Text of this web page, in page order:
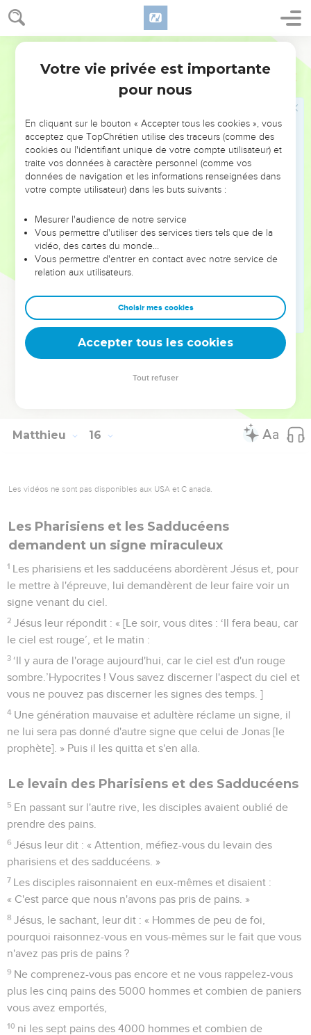
Matthieu 15
Jésus nourrit quatre mille hommes
compassion pour cette foule, car voilà trois jours qu'ils sont
près de moi et ils n'ont rien à manger. Je ne veux pas les
renvoyer à jeun, de peur que les forces ne leur manquent en
chemin. »
Les disciples lui dirent : « Comment nous procurer dans
cet endroit désert assez de pains pour rassasier une si
grande foule ? »
« Sept, répondirent-ils, et quelques petits poissons. »
Alors il fit asseoir la foule par terre,
prit les sept pains et les poissons et, après avoir remercié
Dieu, il les rompit et les donna à ses disciples, qui les
distribuèrent à la foule.
Tous mangèrent et furent rassasiés, et l'on emporta sept
corbeilles pleines des morceaux qui restaient.
Ceux qui avaient mangé étaient 4000 hommes, sans
Matthieu 16
Les vidéos ne sont pas disponibles aux USA et C anada.
Les Pharisiens et les Sadducéens
demandent un signe miraculeux
1 Les pharisiens et les sadducéens abordèrent Jésus et, pour
le mettre à l'épreuve, lui demandèrent de leur faire voir un
signe venant du ciel.
2 Jésus leur répondit : « [Le soir, vous dites : ‘Il fera beau, car
le ciel est rouge’, et le matin :
3 ‘Il y aura de l'orage aujourd'hui, car le ciel est d'un rouge
sombre.’Hypocrites ! Vous savez discerner l'aspect du ciel et
vous ne pouvez pas discerner les signes des temps. ]
4 Une génération mauvaise et adultère réclame un signe, il
ne lui sera pas donné d'autre signe que celui de Jonas [le
prophète]. » Puis il les quitta et s'en alla.
Le levain des Pharisiens et des Sadducéens
5 En passant sur l'autre rive, les disciples avaient oublié de
prendre des pains.
6 Jésus leur dit : « Attention, méfiez-vous du levain des
pharisiens et des sadducéens. »
7 Les disciples raisonnaient en eux-mêmes et disaient :
« C'est parce que nous n'avons pas pris de pains. »
8 Jésus, le sachant, leur dit : « Hommes de peu de foi,
pourquoi raisonnez-vous en vous-mêmes sur le fait que vous
n'avez pas pris de pains ?
9 Ne comprenez-vous pas encore et ne vous rappelez-vous
plus les cinq pains des 5000 hommes et combien de paniers
vous avez emportés,
10 ni les sept pains des 4000 hommes et combien de
Votre vie privée est importante
pour nous
En cliquant sur le bouton « Accepter tous les cookies », vous
acceptez que TopChrétien utilise des traceurs (comme des
cookies ou l'identifiant unique de votre compte utilisateur) et
traite vos données à caractère personnel (comme vos
données de navigation et les informations renseignées dans
votre compte utilisateur) dans les buts suivants :
Mesurer l'audience de notre service
Vous permettre d'utiliser des services tiers tels que de la
vidéo, des cartes du monde…
Vous permettre d'entrer en contact avec notre service de
relation aux utilisateurs.
Choisir mes cookies
Accepter tous les cookies
Tout refuser